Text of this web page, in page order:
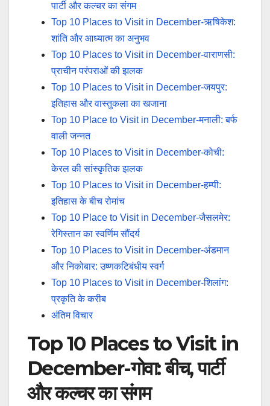
पार्टी और कल्चर का संगम
Top 10 Places to Visit in December-ऋषिकेश:
शांति और आध्यात्म का अनुभव
Top 10 Places to Visit in December-वाराणसी:
प्राचीन परंपराओं की झलक
Top 10 Places to Visit in December-जयपुर:
इतिहास और वास्तुकला का खजाना
Top 10 Place to Visit in December-मनाली: बर्फ
वाली जन्नत
Top 10 Places to Visit in December-कोची:
केरल की सांस्कृतिक झलक
Top 10 Places to Visit in December-हम्पी:
इतिहास के बीच रोमांच
Top 10 Place to Visit in December-जैसलमेर:
रेगिस्तान का स्वर्णिम सौंदर्य
Top 10 Places to Visit in December-अंडमान
और निकोबार: उष्णकटिबंधीय स्वर्ग
Top 10 Places to Visit in December-शिलांग:
प्रकृति के करीब
अंतिम विचार
Top 10 Places to Visit in
December-गोवा: बीच, पार्टी
और कल्चर का संगम